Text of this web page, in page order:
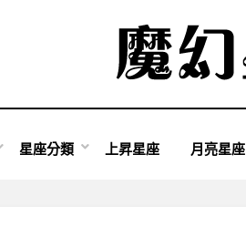
星座分類 上昇星座 月亮星座